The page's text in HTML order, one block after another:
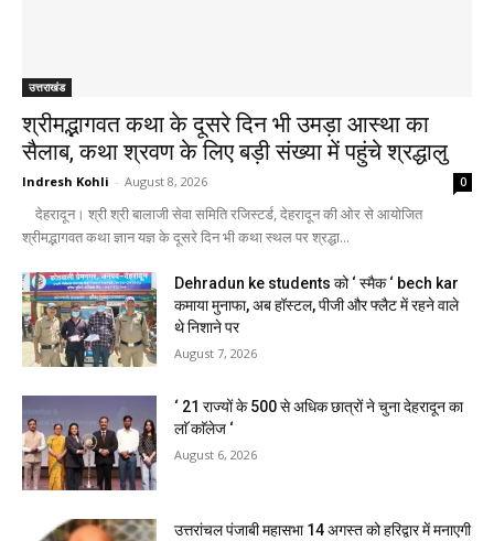
उत्तराखंड
श्रीमद्भागवत कथा के दूसरे दिन भी उमड़ा आस्था का
सैलाब, कथा श्रवण के लिए बड़ी संख्या में पहुंचे श्रद्धालु
Indresh Kohli - August 8, 2026 0
देहरादून। श्री श्री बालाजी सेवा समिति रजिस्टर्ड, देहरादून की ओर से आयोजित
श्रीमद्भागवत कथा ज्ञान यज्ञ के दूसरे दिन भी कथा स्थल पर श्रद्धा...
Dehradun ke students को ‘ स्मैक ‘ bech kar
कमाया मुनाफा, अब हॉस्टल, पीजी और फ्लैट में रहने वाले
थे निशाने पर
August 7, 2026
‘ 21 राज्यों के 500 से अधिक छात्रों ने चुना देहरादून का
लाॅ काॅलेज ‘
August 6, 2026
उत्तरांचल पंजाबी महासभा 14 अगस्त को हरिद्वार में मनाएगी